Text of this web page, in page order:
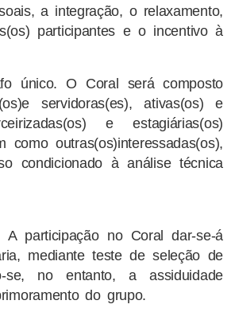
a integração, o relaxamento,
participantes e o incentivo à
único. O Coral será composto
servidoras(es), ativas(os) e
e estagiárias(os)
como outras(os)interessadas(os),
condicionado à análise técnica
A participação no Coral dar-se-á
mediante teste de seleção de
se, no entanto, a assiduidade
do grupo.